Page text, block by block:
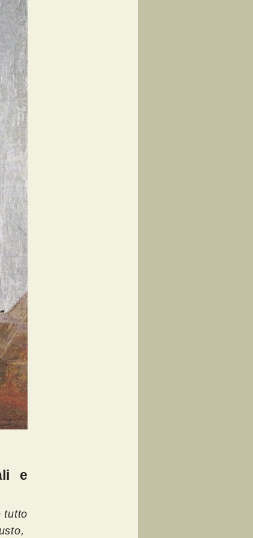
e
tutto